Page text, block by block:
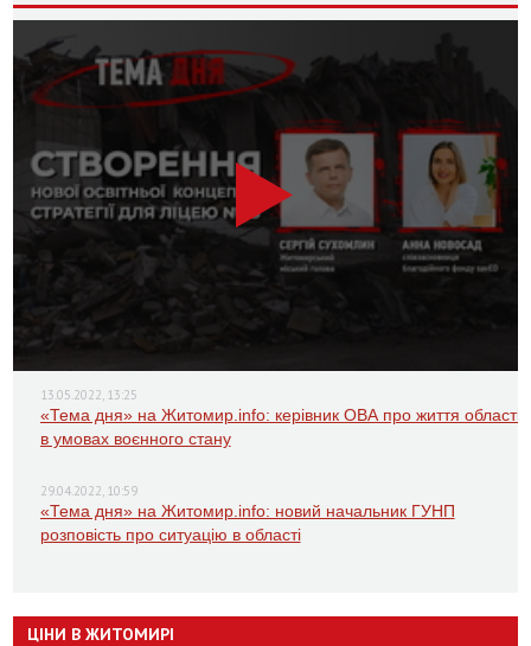
13.05.2022, 13:25
«Тема дня» на Житомир.info: керівник ОВА про життя області
в умовах воєнного стану
29.04.2022, 10:59
«Тема дня» на Житомир.info: новий начальник ГУНП
розповість про ситуацію в області
ЦІНИ В ЖИТОМИРІ